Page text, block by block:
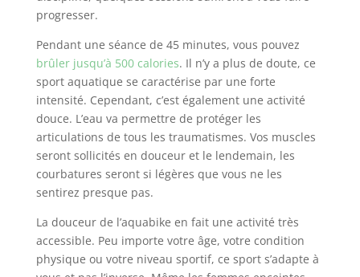
progresser.
Pendant une séance de 45 minutes, vous pouvez
brûler jusqu’à 500 calories. Il n’y a plus de doute, ce
sport aquatique se caractérise par une forte
intensité. Cependant, c’est également une activité
douce. L’eau va permettre de protéger les
articulations de tous les traumatismes. Vos muscles
seront sollicités en douceur et le lendemain, les
courbatures seront si légères que vous ne les
sentirez presque pas.
La douceur de l’aquabike en fait une activité très
accessible. Peu importe votre âge, votre condition
physique ou votre niveau sportif, ce sport s’adapte à